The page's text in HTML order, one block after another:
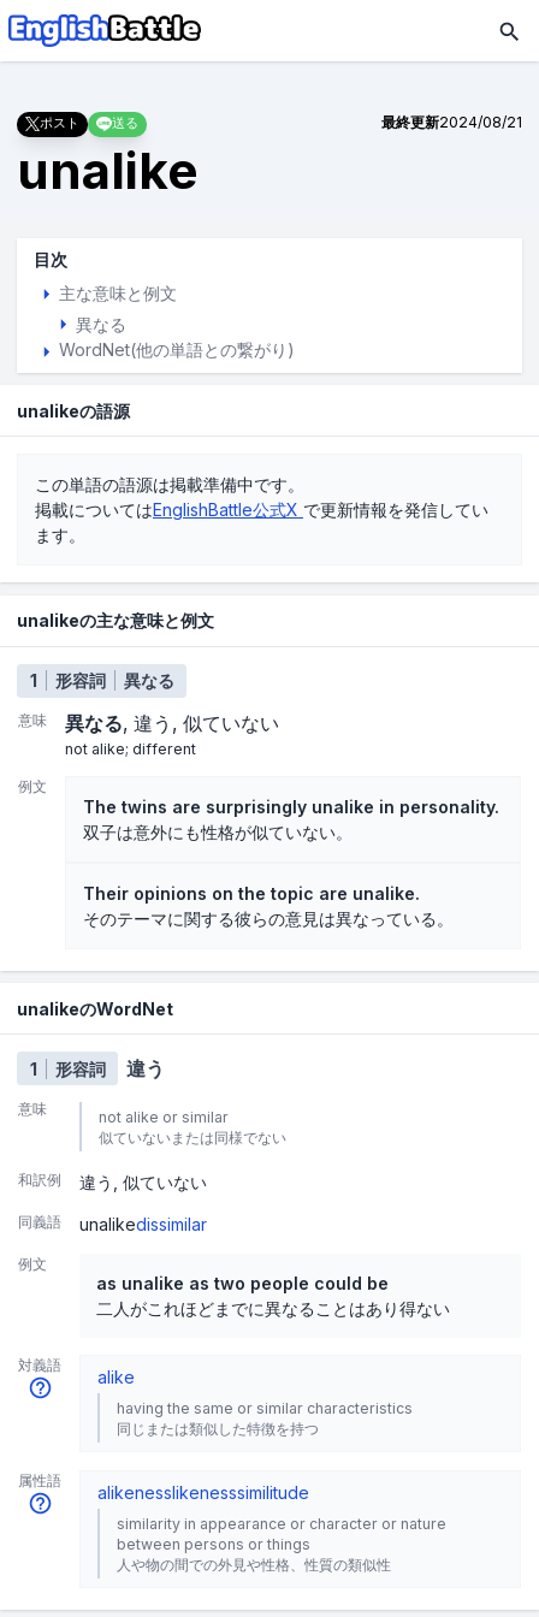
ポスト 送る 最終更新2024/08/21
unalike
目次
主な意味と例文
異なる
WordNet(他の単語との繋がり)
unalikeの語源
この単語の語源は掲載準備中です。
掲載についてはEnglishBattle公式X で更新情報を発信してい
ます。
unalikeの主な意味と例文
1 形容詞 異なる
意味 異なる 違う 似ていない
not alike; different
例文
The twins are surprisingly unalike in personality.
双子は意外にも性格が似ていない。
Their opinions on the topic are unalike.
そのテーマに関する彼らの意見は異なっている。
unalikeのWordNet
1 形容詞 違う
意味
not alike or similar
似ていないまたは同様でない
和訳例 違う 似ていない
同義語 unalikedissimilar
例文
as unalike as two people could be
二人がこれほどまでに異なることはあり得ない
対義語
alike
having the same or similar characteristics
同じまたは類似した特徴を持つ
属性語
alikenesslikenesssimilitude
similarity in appearance or character or nature
between persons or things
人や物の間での外見や性格、性質の類似性